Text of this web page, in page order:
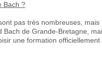
Bach ?
pas très nombreuses,
Bach de Grande-Bretagne,
une formation